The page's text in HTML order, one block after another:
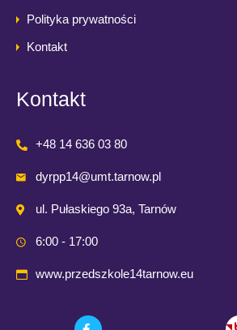
Polityka prywatności
Kontakt
Kontakt
+48 14 636 03 80
dyrpp14@umt.tarnow.pl
ul. Pułaskiego 93a, Tarnów
6:00 - 17:00
www.przedszkole14tarnow.eu